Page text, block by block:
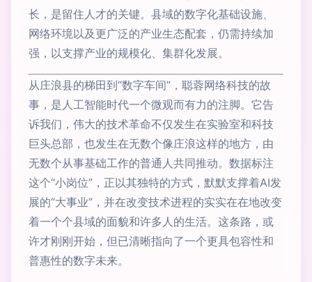
长，是留住人才的关键。县域的数字化基础设施、
网络环境以及更广泛的产业生态配套，仍需持续加
强，以支撑产业的规模化、集群化发展。
从庄浪县的梯田到“数字车间”，聪蓉网络科技的故
事，是人工智能时代一个微观而有力的注脚。它告
诉我们，伟大的技术革命不仅发生在实验室和科技
巨头总部，也发生在无数个像庄浪这样的地方，由
无数个从事基础工作的普通人共同推动。数据标注
这个“小岗位”，正以其独特的方式，默默支撑着AI发
展的“大事业”，并在改变技术进程的实实在在地改变
着一个个县域的面貌和许多人的生活。这条路，或
许才刚刚开始，但已清晰指向了一个更具包容性和
普惠性的数字未来。